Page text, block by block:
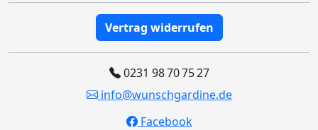
Vertrag widerrufen
0231 98 70 75 27
info@wunschgardine.de
Facebook